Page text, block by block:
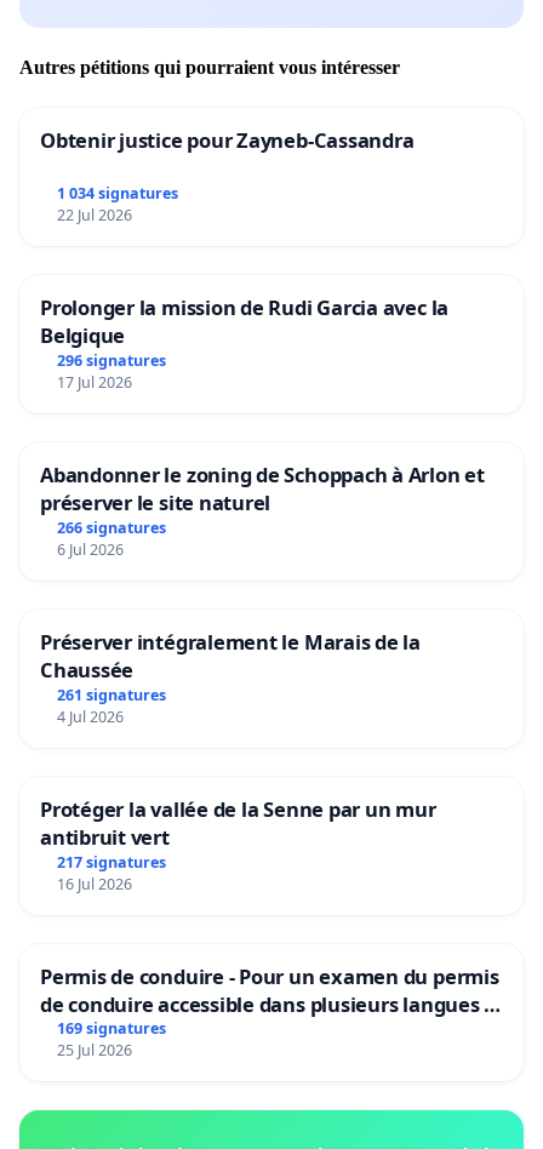
Autres pétitions qui pourraient vous intéresser
Obtenir justice pour Zayneb-Cassandra
1 034 signatures
22 Jul 2026
Prolonger la mission de Rudi Garcia avec la
Belgique
296 signatures
17 Jul 2026
Abandonner le zoning de Schoppach à Arlon et
préserver le site naturel
266 signatures
6 Jul 2026
Préserver intégralement le Marais de la
Chaussée
261 signatures
4 Jul 2026
Protéger la vallée de la Senne par un mur
antibruit vert
217 signatures
16 Jul 2026
Permis de conduire - Pour un examen du permis
de conduire accessible dans plusieurs langues à
Bruxelles
169 signatures
25 Jul 2026